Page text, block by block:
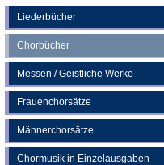
Liederbücher
Chorbücher
Messen / Geistliche Werke
Frauenchorsätze
Männerchorsätze
Chormusik in Einzelausgaben